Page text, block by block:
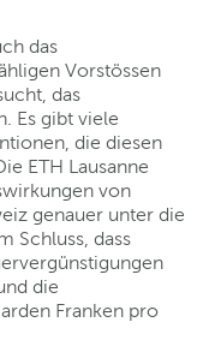
das
Vorstössen
das
Es gibt viele
die diesen
ETH Lausanne
von
genauer unter die
Schluss, dass
die
Franken pro